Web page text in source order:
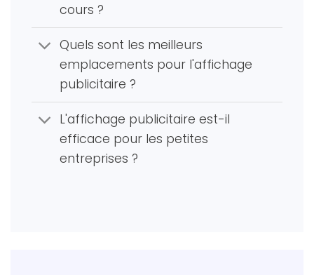
cours ?
Quels sont les meilleurs
emplacements pour l'affichage
publicitaire ?
L'affichage publicitaire est-il
efficace pour les petites
entreprises ?